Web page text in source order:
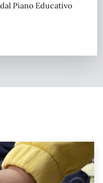
Piano Educativo